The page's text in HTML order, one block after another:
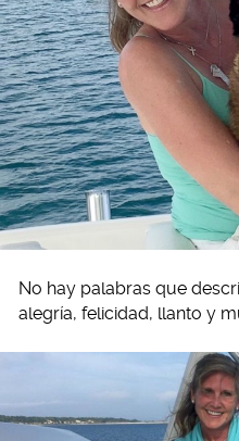
No hay palabras que
alegría, felicidad, llanto y